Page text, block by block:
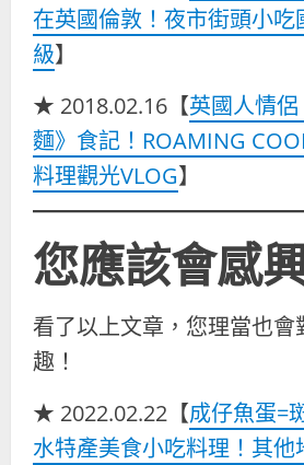
在英國倫敦！夜市街頭小
級】
★ 2018.02.16【英國人情
麵》食記！ROAMING
料理觀光VLOG】
您應該會感
看了以上文章，您理當也會
趣！
★ 2022.02.22【成仔魚蛋=
水特產美食小吃料理！其